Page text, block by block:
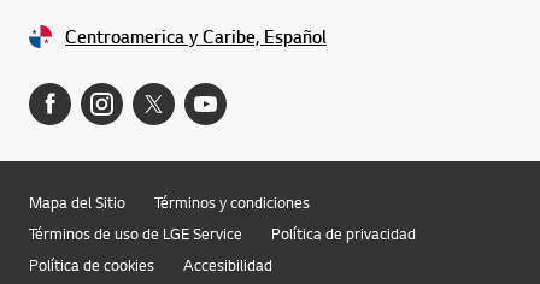
Centroamerica y Caribe, Español
Mapa del Sitio
Términos y condiciones
Términos de uso de LGE Service
Política de privacidad
Política de cookies
Accesibilidad